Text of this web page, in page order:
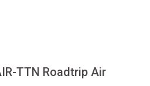
TTN Roadtrip Air